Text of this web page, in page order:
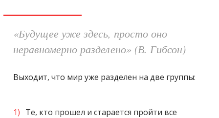
«Будущее уже здесь, просто оно
неравномерно разделено» (В. Гибсон)
Выходит, что мир уже разделен на две группы:
Те, кто прошел и старается пройти все